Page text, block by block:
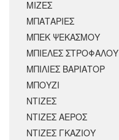
ΜΙΖΕΣ
ΜΠΑΤΑΡΙΕΣ
ΜΠΕΚ ΨΕΚΑΣΜΟΥ
ΜΠΙΕΛΕΣ ΣΤΡΟΦΑΛΟΥ
ΜΠΙΛΙΕΣ ΒΑΡΙΑΤΟΡ
ΜΠΟΥΖΙ
ΝΤΙΖΕΣ
ΝΤΙΖΕΣ ΑΕΡΟΣ
ΝΤΙΖΕΣ ΓΚΑΖΙΟΥ